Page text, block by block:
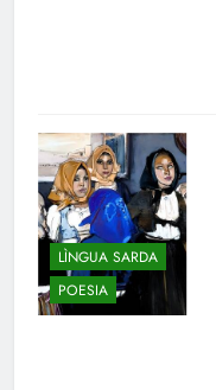
LÌNGUA SARDA
POESIA